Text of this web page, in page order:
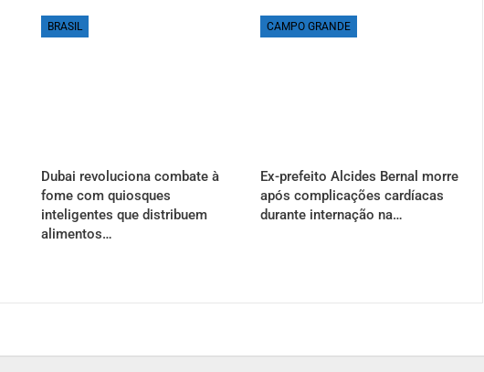
BRASIL
Dubai revoluciona combate à
fome com quiosques
inteligentes que distribuem
alimentos…
CAMPO GRANDE
Ex-prefeito Alcides Bernal morre
após complicações cardíacas
durante internação na…